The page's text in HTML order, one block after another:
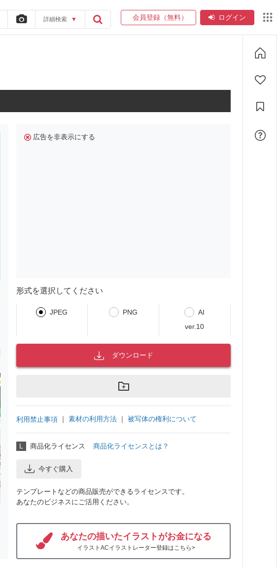
詳細検索 ▼ 会員登録（無料） ログイン
広告を非表示にする
形式を選択してください
JPEG PNG
AI
ver.10
ダウンロード
利用禁止事項 ｜ 素材の利用方法 ｜ 被写体の権利について
L 商品化ライセンス 商品化ライセンスとは？
今すぐ購入
テンプレートなどの商品販売ができるライセンスです。
あなたのビジネスにご活用ください。
あなたの描いたイラストがお金になる
イラストACイラストレーター登録はこちら>